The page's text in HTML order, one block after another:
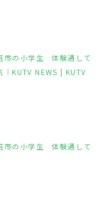
市の小学生 体験通して
KUTV NEWS | KUTV
市の小学生 体験通して